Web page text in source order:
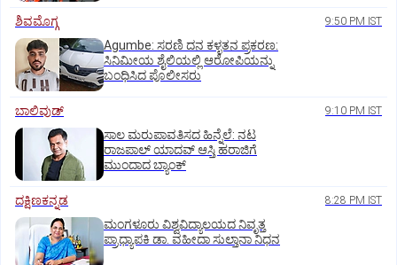
ಶಿವಮೊಗ್ಗ 9:50 PM IST
Agumbe: ಸರಣಿ ದನ ಕಳ್ಳತನ ಪ್ರಕರಣ:
ಸಿನಿಮೀಯ ಶೈಲಿಯಲ್ಲಿ ಆರೋಪಿಯನ್ನು
ಬಂಧಿಸಿದ ಪೊಲೀಸರು
ಬಾಲಿವುಡ್‌ 9:10 PM IST
ಸಾಲ ಮರುಪಾವತಿಸದ ಹಿನ್ನೆಲೆ: ನಟ
ರಾಜಪಾಲ್ ಯಾದವ್‌ ಆಸ್ತಿ ಹರಾಜಿಗೆ
ಮುಂದಾದ ಬ್ಯಾಂಕ್
ದಕ್ಷಿಣಕನ್ನಡ 8:28 PM IST
ಮಂಗಳೂರು ವಿಶ್ವವಿದ್ಯಾಲಯದ ನಿವೃತ್ತ
ಪ್ರಾಧ್ಯಾಪಕಿ ಡಾ. ವಹೀದಾ ಸುಲ್ತಾನಾ ನಿಧನ